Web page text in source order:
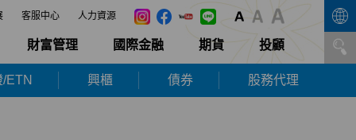
客服中心 人力資源
財富管理 國際金融 期貨 投顧
ETN 興櫃 債券 股務代理